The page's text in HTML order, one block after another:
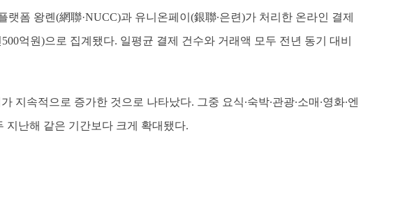
폼 왕롄(網聯·NUCC)과 유니온페이(銀聯∙은련)가 처리한 온라인 결제
억원)으로 집계됐다. 일평균 결제 건수와 거래액 모두 전년 동기 대비
속적으로 증가한 것으로 나타났다. 그중 요식∙숙박∙관광∙소매∙영화∙엔
지난해 같은 기간보다 크게 확대됐다.